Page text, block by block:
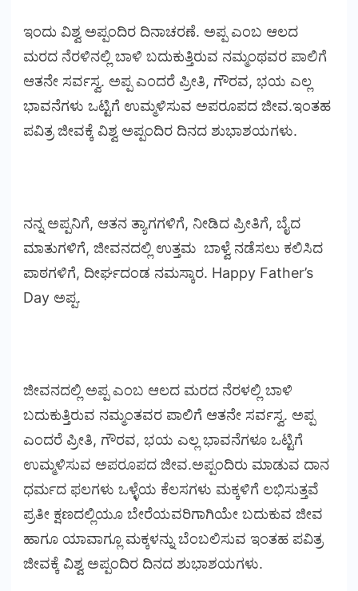
ಇಂದು ವಿಶ್ವ ಅಪ್ಪಂದಿರ ದಿನಾಚರಣೆ. ಅಪ್ಪ ಎಂಬ ಆಲದ
ಮರದ ನೆರಳಿನಲ್ಲಿ ಬಾಳಿ ಬದುಕುತ್ತಿರುವ ನಮ್ಮಂಥವರ ಪಾಲಿಗೆ
ಆತನೇ ಸರ್ವಸ್ವ. ಅಪ್ಪ ಎಂದರೆ ಪ್ರೀತಿ, ಗೌರವ, ಭಯ ಎಲ್ಲ
ಭಾವನೆಗಳು ಒಟ್ಟಿಗೆ ಉಮ್ಮಳಿಸುವ ಅಪರೂಪದ ಜೀವ.ಇಂತಹ
ಪವಿತ್ರ ಜೀವಕ್ಕೆ ವಿಶ್ವ ಅಪ್ಪಂದಿರ ದಿನದ ಶುಭಾಶಯಗಳು.
ನನ್ನ ಅಪ್ಪನಿಗೆ, ಆತನ ತ್ಯಾಗಗಳಿಗೆ, ನೀಡಿದ ಪ್ರೀತಿಗೆ, ಬೈದ
ಮಾತುಗಳಿಗೆ, ಜೀವನದಲ್ಲಿ ಉತ್ತಮ ಬಾಳ್ವೆ ನಡೆಸಲು ಕಲಿಸಿದ
ಪಾಠಗಳಿಗೆ, ದೀರ್ಘದಂಡ ನಮಸ್ಕಾರ. Happy Father’s
Day ಅಪ್ಪ.
ಜೀವನದಲ್ಲಿ ಅಪ್ಪ ಎಂಬ ಆಲದ ಮರದ ನೆರಳಲ್ಲಿ ಬಾಳಿ
ಬದುಕುತ್ತಿರುವ ನಮ್ಮಂತವರ ಪಾಲಿಗೆ ಆತನೇ ಸರ್ವಸ್ವ. ಅಪ್ಪ
ಎಂದರೆ ಪ್ರೀತಿ, ಗೌರವ, ಭಯ ಎಲ್ಲ ಭಾವನೆಗಳೂ ಒಟ್ಟಿಗೆ
ಉಮ್ಮಳಿಸುವ ಅಪರೂಪದ ಜೀವ.ಅಪ್ಪಂದಿರು ಮಾಡುವ ದಾನ
ಧರ್ಮದ ಫಲಗಳು ಒಳ್ಳೆಯ ಕೆಲಸಗಳು ಮಕ್ಕಳಿಗೆ ಲಭಿಸುತ್ತವೆ
ಪ್ರತೀ ಕ್ಷಣದಲ್ಲಿಯೂ ಬೇರೆಯವರಿಗಾಗಿಯೇ ಬದುಕುವ ಜೀವ
ಹಾಗೂ ಯಾವಾಗ್ಲೂ ಮಕ್ಕಳನ್ನು ಬೆಂಬಲಿಸುವ ಇಂತಹ ಪವಿತ್ರ
ಜೀವಕ್ಕೆ ವಿಶ್ವ ಅಪ್ಪಂದಿರ ದಿನದ ಶುಭಾಶಯಗಳು.